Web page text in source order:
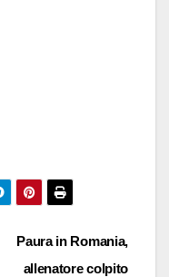
Paura in Romania,
allenatore colpito